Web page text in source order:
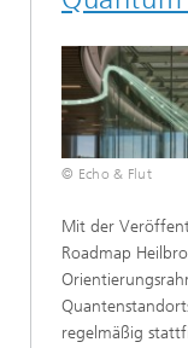
© Echo & Flut
​​​Mit der
Roadmap
regelmäßig